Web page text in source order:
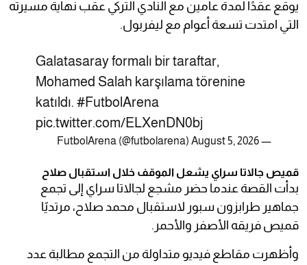
يوقع عقدًا لمدة عامين مع النادي التركي عقب نهاية مسيرته
التي امتدت تسعة أعوام مع ليفربول.
Galatasaray formalı bir taraftar,
Mohamed Salah karşılama törenine
katıldı. #FutbolArena
pic.twitter.com/ELXenDN0bj
— FutbolArena (@futbolarena)
August 5, 2026
قميص جالاتا سراي يشعل الموقف خلال استقبال صلاح
بدأت القصة عندما حضر مشجع لجالاتا سراي إلى تجمع
جماهير طرابزون سبور لاستقبال محمد صلاح، مرتديًا
قميص فريقه الأصفر والأحمر.
وأظهرت مقاطع فيديو متداولة من التجمع مطالبة عدد